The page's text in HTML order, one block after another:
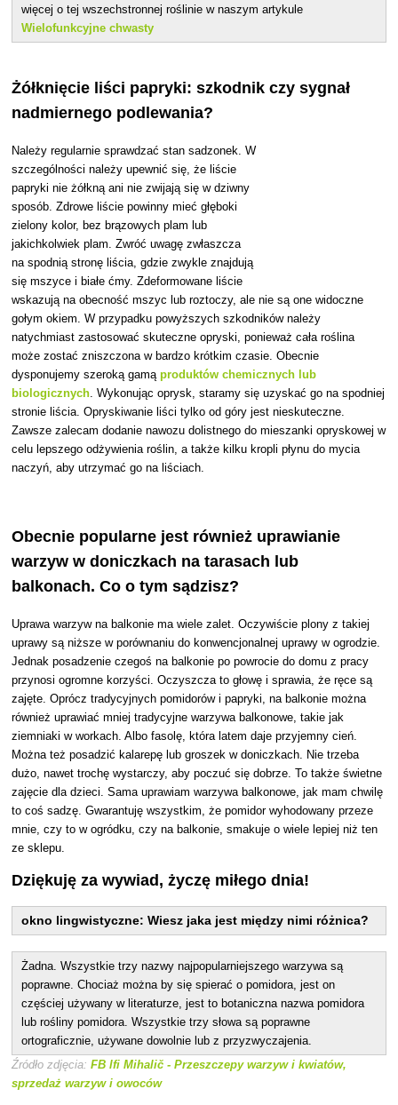
więcej o tej wszechstronnej roślinie w naszym artykule
Wielofunkcyjne chwasty
Żółknięcie liści papryki: szkodnik czy sygnał
nadmiernego podlewania?
Należy regularnie sprawdzać stan sadzonek. W
szczególności należy upewnić się, że liście
papryki nie żółkną ani nie zwijają się w dziwny
sposób. Zdrowe liście powinny mieć głęboki
zielony kolor, bez brązowych plam lub
jakichkolwiek plam. Zwróć uwagę zwłaszcza
na spodnią stronę liścia, gdzie zwykle znajdują
się mszyce i białe ćmy. Zdeformowane liście
wskazują na obecność mszyc lub roztoczy, ale nie są one widoczne
gołym okiem. W przypadku powyższych szkodników należy
natychmiast zastosować skuteczne opryski, ponieważ cała roślina
może zostać zniszczona w bardzo krótkim czasie. Obecnie
dysponujemy szeroką gamąproduktów chemicznych lub
biologicznych . Wykonując oprysk, staramy się uzyskać go na spodniej
stronie liścia. Opryskiwanie liści tylko od góry jest nieskuteczne.
Zawsze zalecam dodanie nawozu dolistnego do mieszanki opryskowej w
celu lepszego odżywienia roślin, a także kilku kropli płynu do mycia
naczyń, aby utrzymać go na liściach.
Obecnie popularne jest również uprawianie
warzyw w doniczkach na tarasach lub
balkonach. Co o tym sądzisz?
Uprawa warzyw na balkonie ma wiele zalet. Oczywiście plony z takiej
uprawy są niższe w porównaniu do konwencjonalnej uprawy w ogrodzie.
Jednak posadzenie czegoś na balkonie po powrocie do domu z pracy
przynosi ogromne korzyści. Oczyszcza to głowę i sprawia, że ręce są
zajęte. Oprócz tradycyjnych pomidorów i papryki, na balkonie można
również uprawiać mniej tradycyjne warzywa balkonowe, takie jak
ziemniaki w workach. Albo fasolę, która latem daje przyjemny cień.
Można też posadzić kalarepę lub groszek w doniczkach. Nie trzeba
dużo, nawet trochę wystarczy, aby poczuć się dobrze. To także świetne
zajęcie dla dzieci. Sama uprawiam warzywa balkonowe, jak mam chwilę
to coś sadzę. Gwarantuję wszystkim, że pomidor wyhodowany przeze
mnie, czy to w ogródku, czy na balkonie, smakuje o wiele lepiej niż ten
ze sklepu.
Dziękuję za wywiad, życzę miłego dnia!
okno lingwistyczne: Wiesz jaka jest między nimi różnica?
Żadna. Wszystkie trzy nazwy najpopularniejszego warzywa są
poprawne. Chociaż można by się spierać o pomidora, jest on
częściej używany w literaturze, jest to botaniczna nazwa pomidora
lub rośliny pomidora. Wszystkie trzy słowa są poprawne
ortograficznie, używane dowolnie lub z przyzwyczajenia.
Źródło zdjęcia:FB lfi Mihalič - Przeszczepy warzyw i kwiatów,
sprzedaż warzyw i owoców